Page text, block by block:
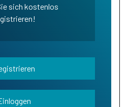
sich kostenlos